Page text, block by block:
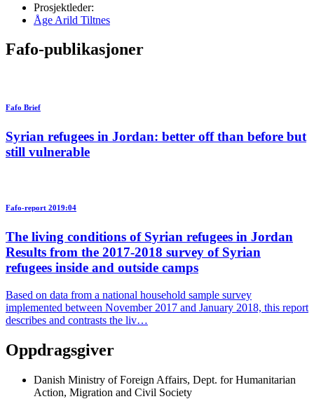
Prosjektleder:
Åge Arild Tiltnes
Fafo-publikasjoner
Fafo Brief
Syrian refugees in Jordan: better off than before but
still vulnerable
Fafo-report 2019:04
The living conditions of Syrian refugees in Jordan
Results from the 2017-2018 survey of Syrian
refugees inside and outside camps
Based on data from a national household sample survey
implemented between November 2017 and January 2018, this report
describes and contrasts the liv…
Oppdragsgiver
Danish Ministry of Foreign Affairs, Dept. for Humanitarian
Action, Migration and Civil Society